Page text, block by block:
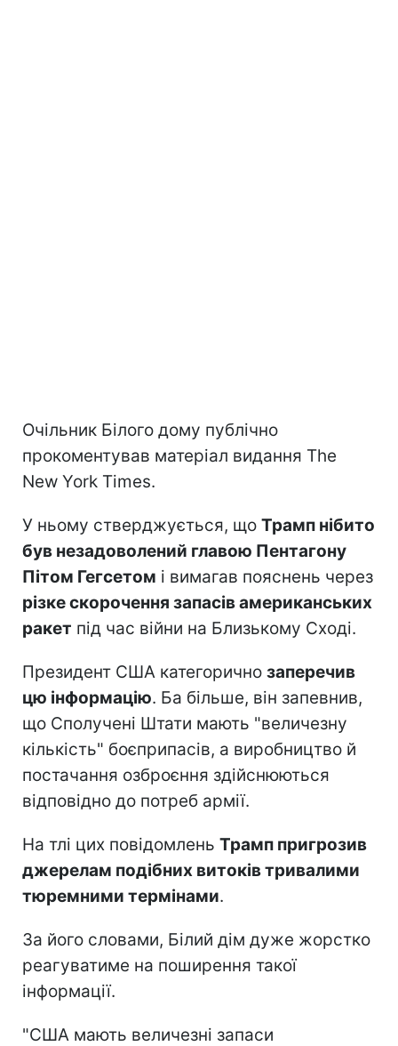
Очільник Білого дому публічно
прокоментував матеріал видання The
New York Times.
У ньому стверджується, що Трамп нібито
був незадоволений главою Пентагону
Пітом Гегсетом і вимагав пояснень через
різке скорочення запасів американських
ракет під час війни на Близькому Сході.
Президент США категорично заперечив
цю інформацію. Ба більше, він запевнив,
що Сполучені Штати мають "величезну
кількість" боєприпасів, а виробництво й
постачання озброєння здійснюються
відповідно до потреб армії.
На тлі цих повідомлень Трамп пригрозив
джерелам подібних витоків тривалими
тюремними термінами.
За його словами, Білий дім дуже жорстко
реагуватиме на поширення такої
інформації.
"США мають величезні запаси